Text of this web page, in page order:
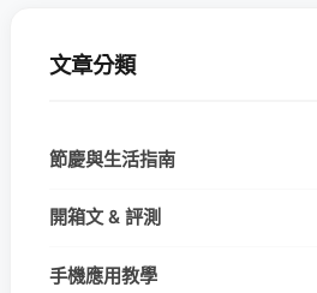
文章分類
節慶與生活指南
開箱文 & 評測
手機應用教學